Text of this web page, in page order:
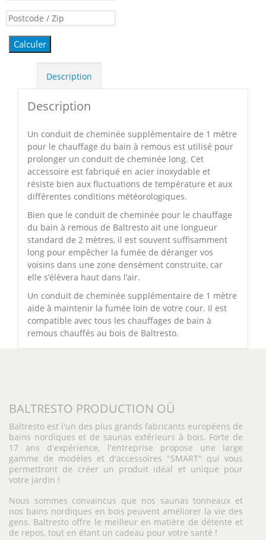
Calculer
Description
Description
Un conduit de cheminée supplémentaire de 1 mètre
pour le chauffage du bain à remous est utilisé pour
prolonger un conduit de cheminée long. Cet
accessoire est fabriqué en acier inoxydable et
résiste bien aux fluctuations de température et aux
différentes conditions météorologiques.
Bien que le conduit de cheminée pour le chauffage
du bain à remous de Baltresto ait une longueur
standard de 2 mètres, il est souvent suffisamment
long pour empêcher la fumée de déranger vos
voisins dans une zone densément construite, car
elle s’élèvera haut dans l’air.
Un conduit de cheminée supplémentaire de 1 mètre
aide à maintenir la fumée loin de votre cour. Il est
compatible avec tous les chauffages de bain à
remous chauffés au bois de Baltresto.
BALTRESTO PRODUCTION OÜ
Baltresto est l'un des plus grands fabricants européens de
bains nordiques et de saunas extérieurs à bois. Forte de
17 ans d'expérience, l'entreprise propose une large
gamme de modèles et d'accessoires "SMART" qui vous
permettront de créer un produit idéal et unique pour
votre jardin !
Nous sommes convaincus que nos saunas tonneaux et
nos bains nordiques en bois peuvent améliorer la vie des
gens. Baltresto offre le meilleur en matière de détente et
de repos, tout en étant un cadeau pour votre santé !